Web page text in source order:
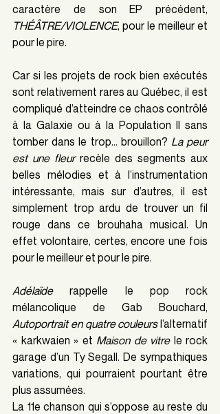
THÉÂTRE/VIOLENCE, pour le meilleur et
pour le pire.
Car si les projets de rock bien exécutés
sont relativement rares au Québec, il est
compliqué d’atteindre ce chaos contrôlé
à la Galaxie ou à la Population II sans
tomber dans le trop… brouillon? La peur
est une fleur recèle des segments aux
belles mélodies et à l’instrumentation
intéressante, mais sur d’autres, il est
simplement trop ardu de trouver un fil
rouge dans ce brouhaha musical. Un
effet volontaire, certes, encore une fois
pour le meilleur et pour le pire.
Adélaïde rappelle le pop rock
Autoportrait en quatre couleurs l’alternatif
« karkwaien » et Maison de vitre le rock
garage d’un Ty Segall. De sympathiques
variations, qui pourraient pourtant être
plus assumées.
La 11e chanson qui s’oppose au reste du